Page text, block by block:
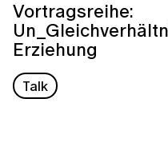
Vortragsreihe:
Erziehung
Talk